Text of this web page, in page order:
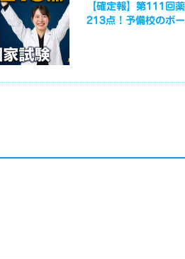
【確定報】第111回
213点！予備校のボ